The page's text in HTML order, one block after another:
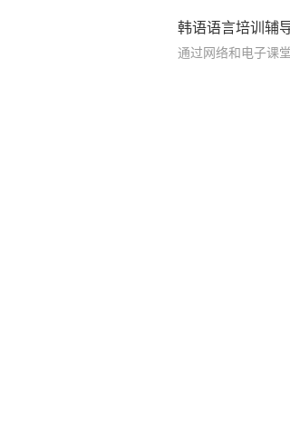
韩语语言培训辅